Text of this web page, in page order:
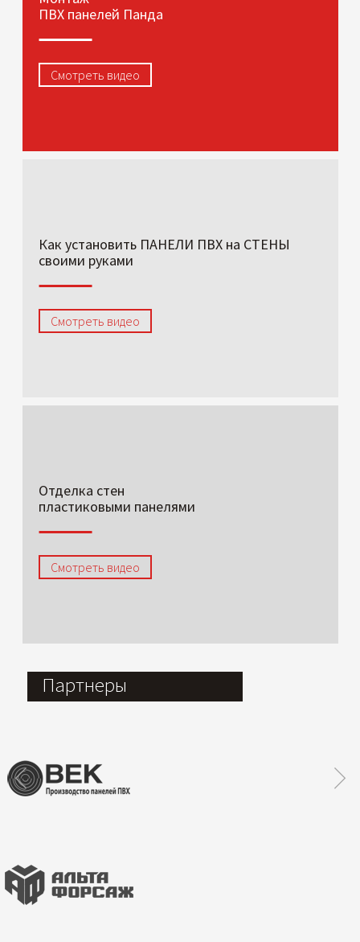
ПВХ панелей Панда
Смотреть видео
Как установить ПАНЕЛИ ПВХ на СТЕНЫ
своими руками
Смотреть видео
Отделка стен
пластиковыми панелями
Смотреть видео
Партнеры